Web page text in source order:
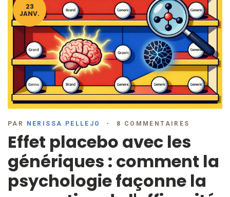
23
JANV.
PAR NERISSA PELLEJO 8 COMMENTAIRES
Effet placebo avec les
génériques : comment la
psychologie façonne la